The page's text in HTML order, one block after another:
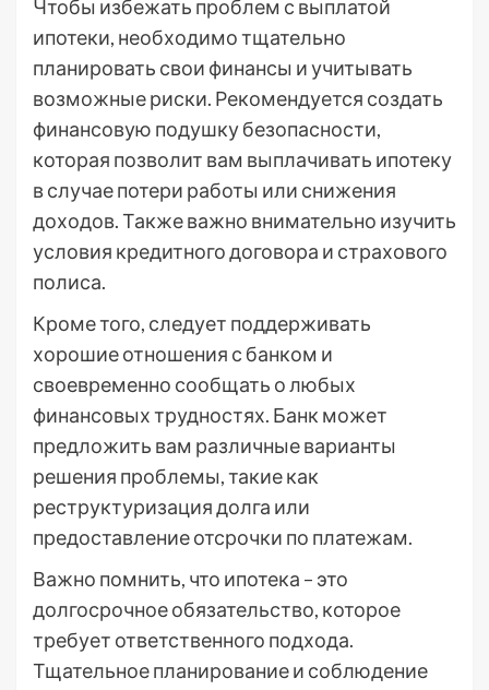
Чтобы избежать проблем с выплатой
ипотеки, необходимо тщательно
планировать свои финансы и учитывать
возможные риски. Рекомендуется создать
финансовую подушку безопасности,
которая позволит вам выплачивать ипотеку
в случае потери работы или снижения
доходов. Также важно внимательно изучить
условия кредитного договора и страхового
полиса.
Кроме того, следует поддерживать
хорошие отношения с банком и
своевременно сообщать о любых
финансовых трудностях. Банк может
предложить вам различные варианты
решения проблемы, такие как
реструктуризация долга или
предоставление отсрочки по платежам.
Важно помнить, что ипотека – это
долгосрочное обязательство, которое
требует ответственного подхода.
Тщательное планирование и соблюдение